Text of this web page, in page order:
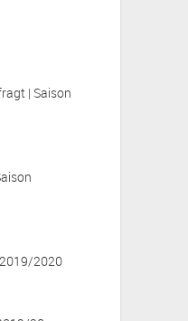
| Saison
2020